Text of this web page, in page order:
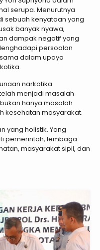
serupa. Menurutnya
sebuah kenyataan yang
banyak nyawa,
dampak negatif yang
persoalan
dalam upaya
narkotika
menjadi masalah
hanya masalah
kesehatan masyarakat.
yang holistik. Yang
pemerintah, lembaga
masyarakat sipil, dan